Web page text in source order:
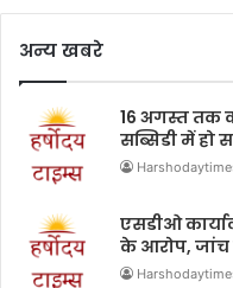
अन्य खबरे
16 अगस्त तक
सब्सिडी में हो
एसडीओ
के आरोप, जांच